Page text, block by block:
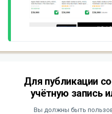
Для публикации
учётную запись
Вы должны быть